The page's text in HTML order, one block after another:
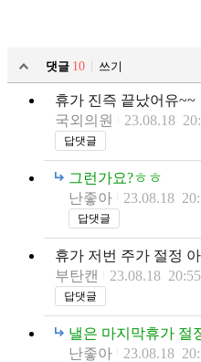
댓글 10
쓰기
휴가 진즉 끝났어유~~
국외의원
23.08.18
답댓글
그런가요?ㅎㅎ
난좋아
23.08.18
답댓글
휴가 저번 주가 절정
부탄캔
23.08.18 20:55
답댓글
낼은 마지막휴가 절
난좋아
23.08.18